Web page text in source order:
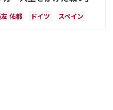
佑都 ドイツ
スペイン